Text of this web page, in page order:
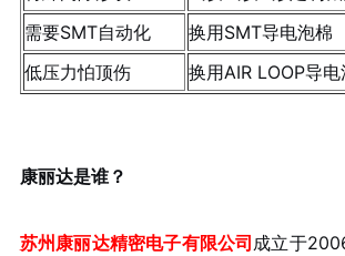
需要SMT自动化
换用SMT导电泡棉
低压力怕顶伤
换用AIR LOOP导电
康丽达是谁？
苏州康丽达精密电子有限公司 成立于